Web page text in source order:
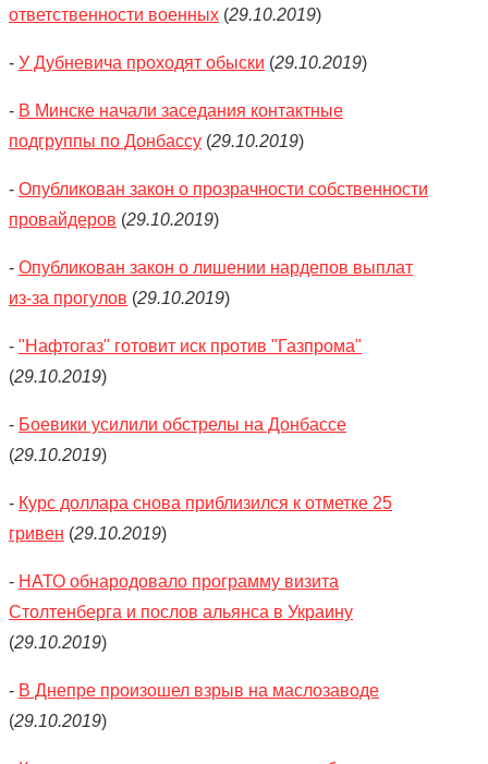
ответственности военных (29.10.2019)
- У Дубневича проходят обыски (29.10.2019)
- В Минске начали заседания контактные
подгруппы по Донбассу (29.10.2019)
- Опубликован закон о прозрачности собственности
провайдеров (29.10.2019)
- Опубликован закон о лишении нардепов выплат
из-за прогулов (29.10.2019)
- "Нафтогаз" готовит иск против "Газпрома"
(29.10.2019)
- Боевики усилили обстрелы на Донбассе
(29.10.2019)
- Курс доллара снова приблизился к отметке 25
гривен (29.10.2019)
- НАТО обнародовало программу визита
Столтенберга и послов альянса в Украину
(29.10.2019)
- В Днепре произошел взрыв на маслозаводе
(29.10.2019)